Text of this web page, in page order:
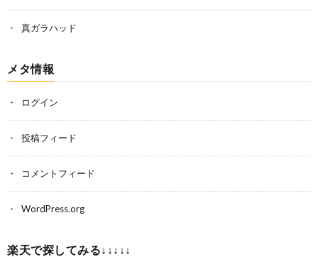
真ガラハッド
メタ情報
ログイン
投稿フィード
コメントフィード
WordPress.org
楽天で探してみる↓↓↓↓↓